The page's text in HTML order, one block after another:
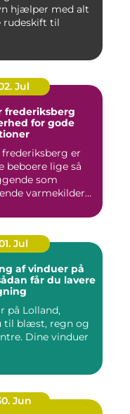
hjælper med alt
rudeskift til
Jul
frederiksberg
for gode
er
beboere lige så
som
varmekilder
Jul
af vinduer på
får du lavere
på Lolland,
til blæst, regn og
Dine vinduer
Jun